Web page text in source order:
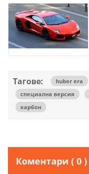
Тагове: huber era
специална версия
карбон
Коментари ( 0 )